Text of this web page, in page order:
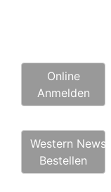
Online
Anmelden
Western News
Bestellen